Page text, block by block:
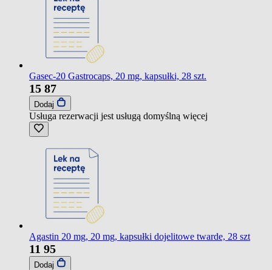
Gasec-20 Gastrocaps, 20 mg, kapsułki, 28 szt.
15 87
Dodaj
Usługa rezerwacji jest usługą domyślną więcej
Agastin 20 mg, 20 mg, kapsułki dojelitowe twarde, 28 szt
11 95
Dodaj